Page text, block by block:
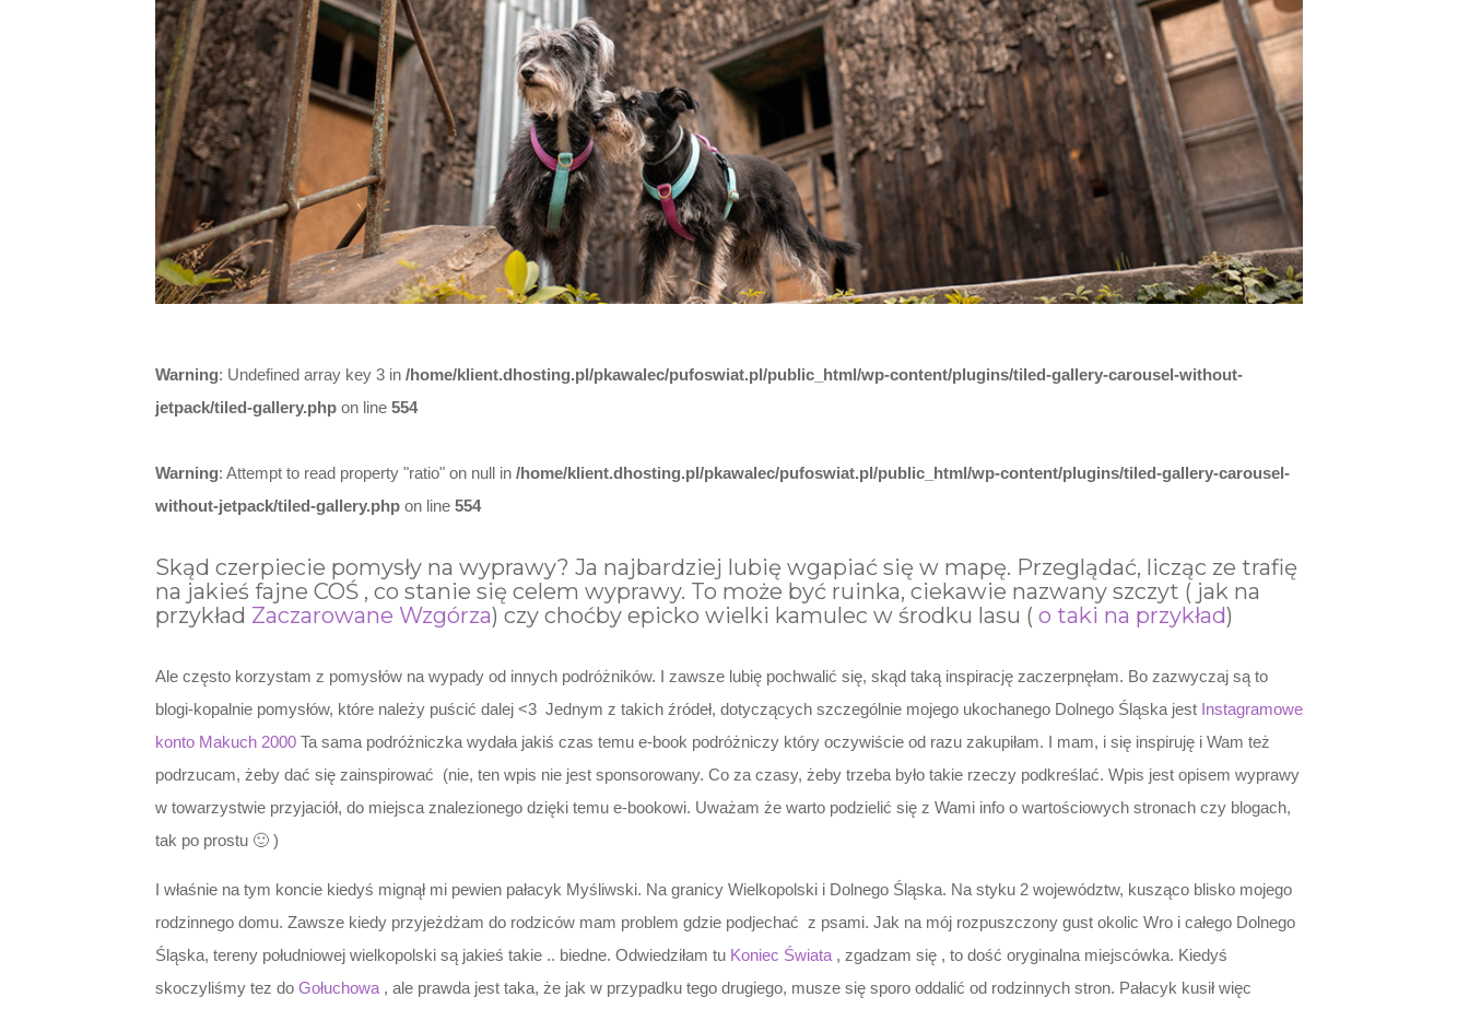
Warning: Undefined array key 3 in /home/klient.dhosting.pl/pkawalec/pufoswiat.pl/public_html/wp-content/plugins/tiled-gallery-carousel-without-
jetpack/tiled-gallery.php on line 554
Warning: Attempt to read property "ratio" on null in /home/klient.dhosting.pl/pkawalec/pufoswiat.pl/public_html/wp-content/plugins/tiled-gallery-carousel-
without-jetpack/tiled-gallery.php on line 554
Skąd czerpiecie pomysły na wyprawy? Ja najbardziej lubię wgapiać się w mapę. Przeglądać, licząc ze trafię
na jakieś fajne COŚ , co stanie się celem wyprawy. To może być ruinka, ciekawie nazwany szczyt ( jak na
przykład Zaczarowane Wzgórza) czy choćby epicko wielki kamulec w środku lasu ( o taki na przykład)
Ale często korzystam z pomysłów na wypady od innych podróżników. I zawsze lubię pochwalić się, skąd taką inspirację zaczerpnęłam. Bo zazwyczaj są to
blogi-kopalnie pomysłów, które należy puścić dalej <3 Jednym z takich źródeł, dotyczących szczególnie mojego ukochanego Dolnego Śląska jest Instagramowe
konto Makuch 2000 Ta sama podróżniczka wydała jakiś czas temu e-book podróżniczy który oczywiście od razu zakupiłam. I mam, i się inspiruję i Wam też
podrzucam, żeby dać się zainspirować (nie, ten wpis nie jest sponsorowany. Co za czasy, żeby trzeba było takie rzeczy podkreślać. Wpis jest opisem wyprawy
w towarzystwie przyjaciół, do miejsca znalezionego dzięki temu e-bookowi. Uważam że warto podzielić się z Wami info o wartościowych stronach czy blogach,
tak po prostu 🙂 )
I właśnie na tym koncie kiedyś mignął mi pewien pałacyk Myśliwski. Na granicy Wielkopolski i Dolnego Śląska. Na styku 2 województw, kusząco blisko mojego
rodzinnego domu. Zawsze kiedy przyjeżdżam do rodziców mam problem gdzie podjechać z psami. Jak na mój rozpuszczony gust okolic Wro i całego Dolnego
Śląska, tereny południowej wielkopolski są jakieś takie .. biedne. Odwiedziłam tu Koniec Świata , zgadzam się , to dość oryginalna miejscówka. Kiedyś
skoczyliśmy tez do Gołuchowa , ale prawda jest taka, że jak w przypadku tego drugiego, musze się sporo oddalić od rodzinnych stron. Pałacyk kusił więc